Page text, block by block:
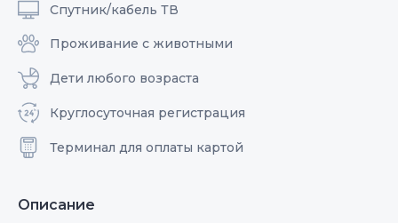
Спутник/кабель ТВ
Проживание с животными
Дети любого возраста
Круглосуточная регистрация
Терминал для оплаты картой
Описание